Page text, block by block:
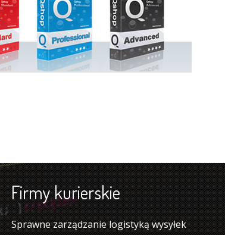
Firmy kurierskie
Sprawne zarządzanie logistyką wysyłek